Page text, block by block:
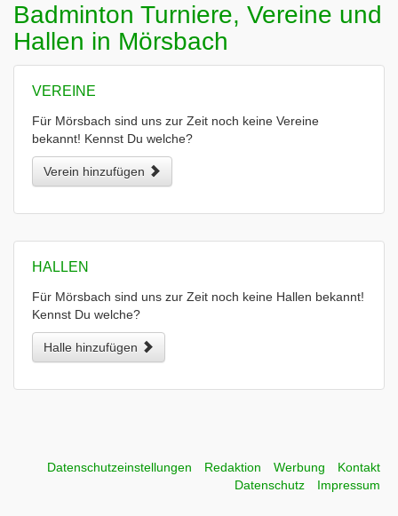
Badminton Turniere, Vereine und
Hallen in Mörsbach
VEREINE
Für Mörsbach sind uns zur Zeit noch keine Vereine
bekannt! Kennst Du welche?
Verein hinzufügen
HALLEN
Für Mörsbach sind uns zur Zeit noch keine Hallen bekannt!
Kennst Du welche?
Halle hinzufügen
Datenschutzeinstellungen Redaktion Werbung
Kontakt
Datenschutz
Impressum